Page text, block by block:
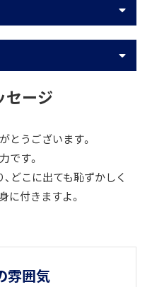
セージ
とうございます。
です。
どこに出ても恥ずかしく
に付きますよ。
雰囲気